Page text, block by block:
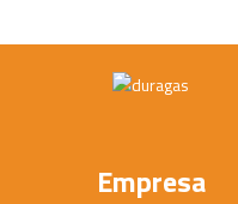
Empresa